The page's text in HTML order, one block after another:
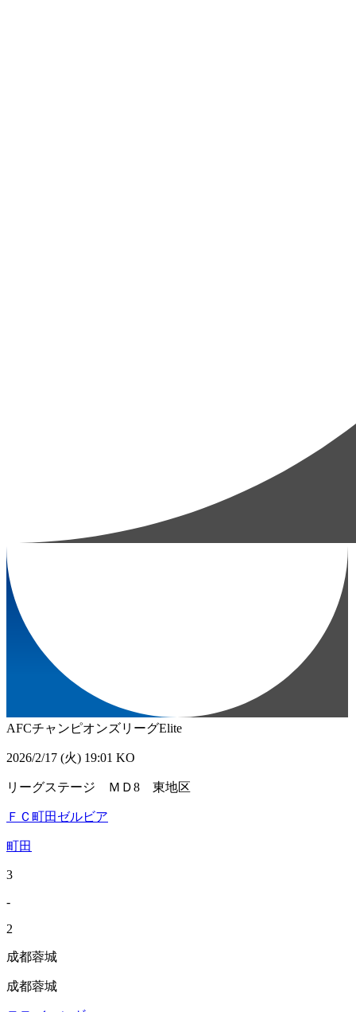
AFCチャンピオンズリーグElite
2026/2/17 (火) 19:01 KO
リーグステージ ＭＤ8 東地区
ＦＣ町田ゼルビア
町田
3
-
2
成都蓉城
成都蓉城